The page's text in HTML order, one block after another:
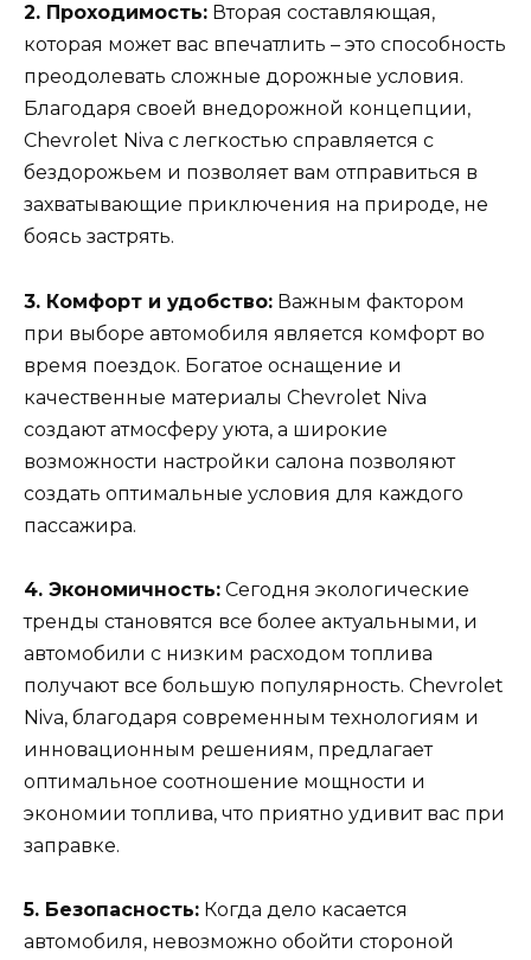
2. Проходимость: Вторая составляющая,
которая может вас впечатлить – это способность
преодолевать сложные дорожные условия.
Благодаря своей внедорожной концепции,
Chevrolet Niva с легкостью справляется с
бездорожьем и позволяет вам отправиться в
захватывающие приключения на природе, не
боясь застрять.
3. Комфорт и удобство: Важным фактором
при выборе автомобиля является комфорт во
время поездок. Богатое оснащение и
качественные материалы Chevrolet Niva
создают атмосферу уюта, а широкие
возможности настройки салона позволяют
создать оптимальные условия для каждого
пассажира.
4. Экономичность: Сегодня экологические
тренды становятся все более актуальными, и
автомобили с низким расходом топлива
получают все большую популярность. Chevrolet
Niva, благодаря современным технологиям и
инновационным решениям, предлагает
оптимальное соотношение мощности и
экономии топлива, что приятно удивит вас при
заправке.
5. Безопасность: Когда дело касается
автомобиля, невозможно обойти стороной